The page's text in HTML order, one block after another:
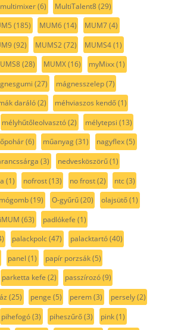
multimixer(6) MultiTalent8(29)
(185) MUM6(14) MUM7(4)
(92) MUMS2(72) MUMS4(1)
(28) MUMX(16) myMixx(1)
(27) mágnesszelep(7)
daráló(2) méhviaszos kendő(1)
mélyhűtőleolvasztó(2) mélytepsi (13)
(6) műanyag(31) nagyflex(5)
(3) nedvesköszörű(1)
(1) nofrost(13) no frost(2) ntc(3)
(19) O-gyűrű(20) olajsütő(1)
(63) padlókefe (1)
palackpolc(47) palacktartó(40)
panel (1) papír porzsák(5)
parketta kefe (2) passzírozó(9)
(25) penge (5) perem(3) persely(2)
pihefogó(3) piheszűrő(3) pink(1)